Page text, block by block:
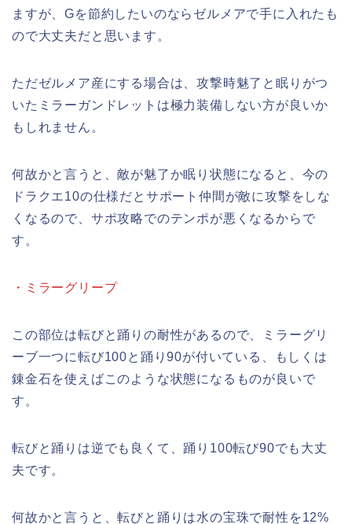
ますが、Gを節約したいのならゼルメアで手に入れたも
ので大丈夫だと思います。
ただゼルメア産にする場合は、攻撃時魅了と眠りがつ
いたミラーガンドレットは極力装備しない方が良いか
もしれません。
何故かと言うと、敵が魅了か眠り状態になると、今の
ドラクエ10の仕様だとサポート仲間が敵に攻撃をしな
くなるので、サポ攻略でのテンポが悪くなるからで
す。
・ミラーグリープ
この部位は転びと踊りの耐性があるので、ミラーグリ
ーブ一つに転び100と踊り90が付いている、もしくは
錬金石を使えばこのような状態になるものが良いで
す。
転びと踊りは逆でも良くて、踊り100転び90でも大丈
夫です。
何故かと言うと、転びと踊りは水の宝珠で耐性を12%